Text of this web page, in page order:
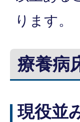
ります。
療養病
現役並